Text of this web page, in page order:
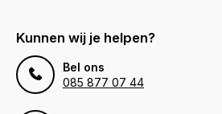
Kunnen wij je helpen?
Bel ons
085 877 07 44